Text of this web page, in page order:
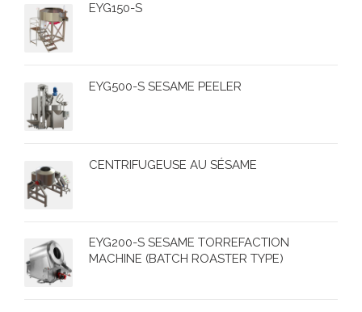
EYG150-S
EYG500-S SESAME PEELER
CENTRIFUGEUSE AU SÉSAME
EYG200-S SESAME TORREFACTION
MACHINE (BATCH ROASTER TYPE)